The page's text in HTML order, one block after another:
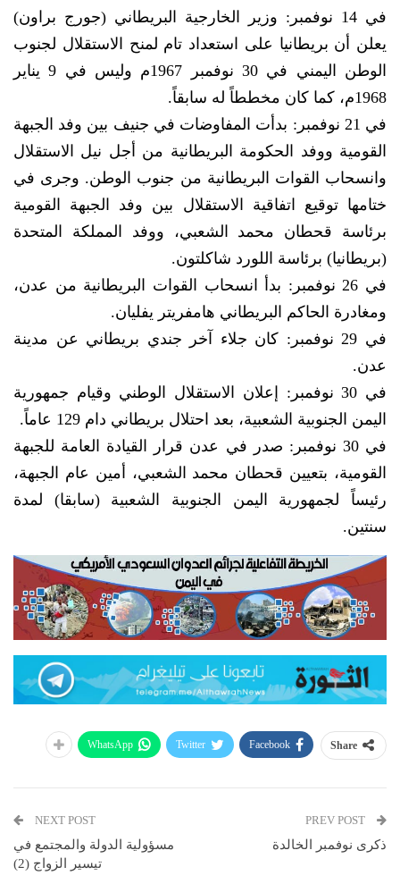
في 14 نوفمبر: وزير الخارجية البريطاني (جورج براون)
يعلن أن بريطانيا على استعداد تام لمنح الاستقلال لجنوب
الوطن اليمني في 30 نوفمبر 1967م وليس في 9 يناير
1968م، كما كان مخططاً له سابقاً.
في 21 نوفمبر: بدأت المفاوضات في جنيف بين وفد الجبهة
القومية ووفد الحكومة البريطانية من أجل نيل الاستقلال
وانسحاب القوات البريطانية من جنوب الوطن. وجرى في
ختامها توقيع اتفاقية الاستقلال بين وفد الجبهة القومية
برئاسة قحطان محمد الشعبي، ووفد المملكة المتحدة
(بريطانيا) برئاسة اللورد شاكلتون.
في 26 نوفمبر: بدأ انسحاب القوات البريطانية من عدن،
ومغادرة الحاكم البريطاني هامفريتر يفليان.
في 29 نوفمبر: كان جلاء آخر جندي بريطاني عن مدينة
عدن.
في 30 نوفمبر: إعلان الاستقلال الوطني وقيام جمهورية
اليمن الجنوبية الشعبية، بعد احتلال بريطاني دام 129 عاماً.
في 30 نوفمبر: صدر في عدن قرار القيادة العامة للجبهة
القومية، بتعيين قحطان محمد الشعبي، أمين عام الجبهة،
رئيساً لجمهورية اليمن الجنوبية الشعبية (سابقا) لمدة
سنتين.
Share
Facebook
Twitter
WhatsApp
ذكرى نوفمبر الخالدة
NEXT POST
مسؤولية الدولة والمجتمع في
تيسير الزواج (2)